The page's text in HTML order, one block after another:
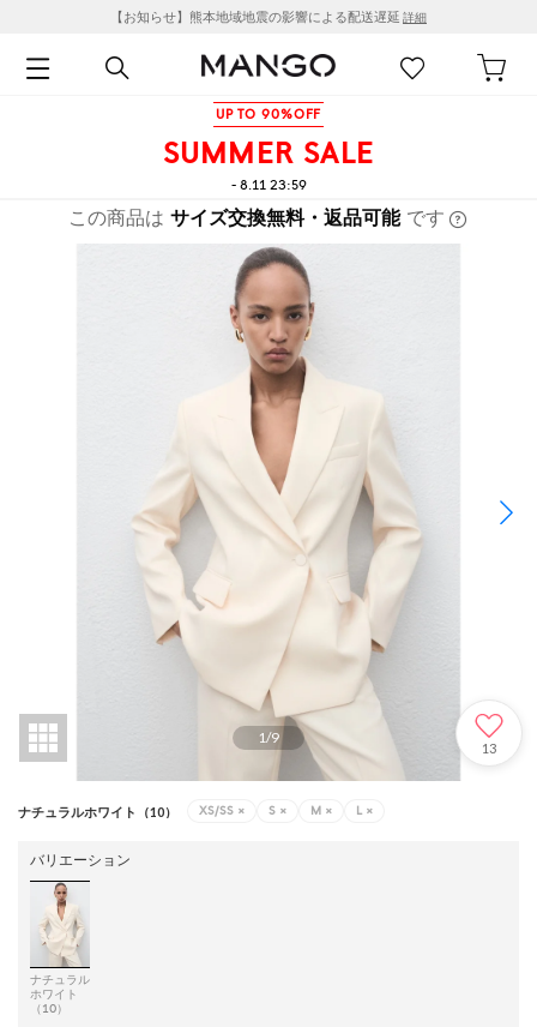
【お知らせ】熊本地域地震の影響による配送遅延 詳細
UP TO 90%OFF
SUMMER SALE
- 8.11 23:59
この商品は サイズ交換無料・返品可能 です
1/9
13
ナチュラルホワイト（10） XS/SS × S × M × L ×
バリエーション
ナチュラル
ホワイト
（10）